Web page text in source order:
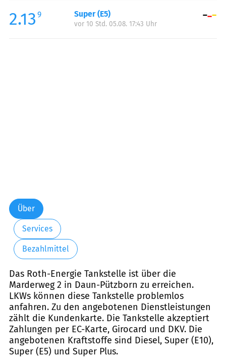
2.13 9 Super (E5)
vor 10 Std. 05.08. 17:43 Uhr
Über
Services
Bezahlmittel
Das Roth-Energie Tankstelle ist über die
Marderweg 2 in Daun-Pützborn zu erreichen.
LKWs können diese Tankstelle problemlos
anfahren. Zu den angebotenen Dienstleistungen
zählt die Kundenkarte. Die Tankstelle akzeptiert
Zahlungen per EC-Karte, Girocard und DKV. Die
angebotenen Kraftstoffe sind Diesel, Super (E10),
Super (E5) und Super Plus.